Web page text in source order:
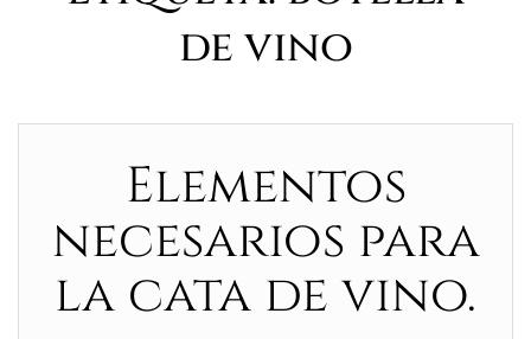
de vino
Elementos
necesarios para
la cata de vino.